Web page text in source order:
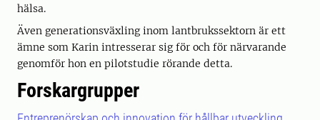
hälsa.
Även generationsväxling inom lantbrukssektorn är ett
ämne som Karin intresserar sig för och för närvarande
genomför hon en pilotstudie rörande detta.
Forskargrupper